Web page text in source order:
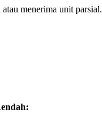
menerima unit parsial.